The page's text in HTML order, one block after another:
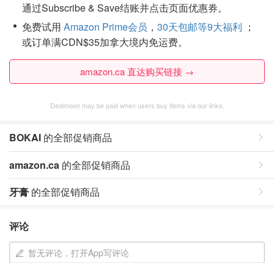
通过Subscribe & Save结账并点击页面优惠券。
免费试用 Amazon Prime会员 ， 30天包邮等9大福利 ；
或订单满CDN$35加拿大境内免运费。
amazon.ca 直达购买链接 →
Dealmoon may be paid when users buy items via our links.
BOKAI 的全部促销商品
amazon.ca 的全部促销商品
牙膏 的全部促销商品
评论
暂无评论，打开App写评论